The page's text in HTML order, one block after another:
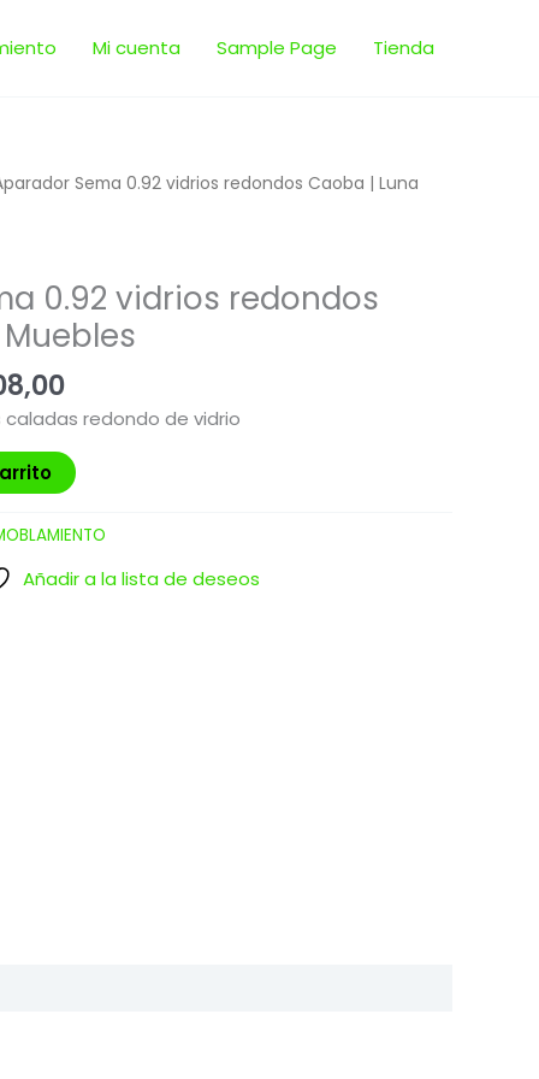
Mi cuenta Sample Page Tienda
Sema 0.92 vidrios redondos Caoba | Luna
0.92 vidrios redondos
El
$ 6.708,00.
redondo de vidrio
Añadir a la lista de deseos